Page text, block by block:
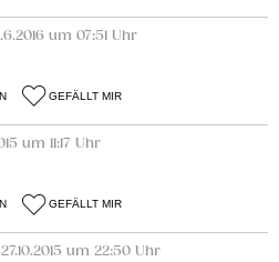
um 07:51 Uhr
GEFÄLLT MIR
um 11:17 Uhr
GEFÄLLT MIR
um 22:50 Uhr